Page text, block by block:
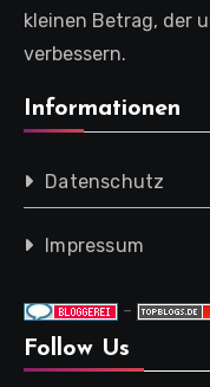
kleinen Betrag, der
verbessern.
Informationen
Datenschutz
Impressum
-
Follow Us